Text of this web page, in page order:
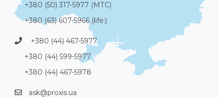
+380 (50) 317-5977 (МТС)
+380 (63) 607-5966 (life:)
+380 (44) 467-5977
+380 (44) 599-5977
+380 (44) 467-5978
ask@proxis.ua